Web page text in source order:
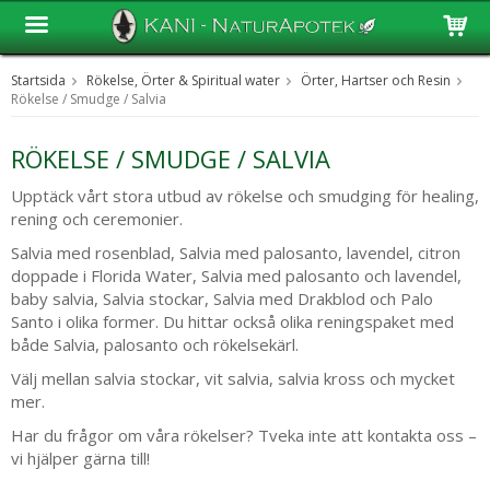
Produkten har blivit tillagd i varukorgen
Startsida Rökelse, Örter & Spiritual water
Örter, Hartser och Resin
Rökelse / Smudge / Salvia
RÖKELSE / SMUDGE / SALVIA
Upptäck vårt stora utbud av rökelse och smudging för healing,
rening och ceremonier.
Salvia med rosenblad, Salvia med palosanto, lavendel, citron
doppade i Florida Water, Salvia med palosanto och lavendel,
baby salvia, Salvia stockar, Salvia med Drakblod och Palo
Santo i olika former. Du hittar också olika reningspaket med
både Salvia, palosanto och rökelsekärl.
Välj mellan salvia stockar, vit salvia, salvia kross och mycket
mer.
Har du frågor om våra rökelser? Tveka inte att kontakta oss –
vi hjälper gärna till!